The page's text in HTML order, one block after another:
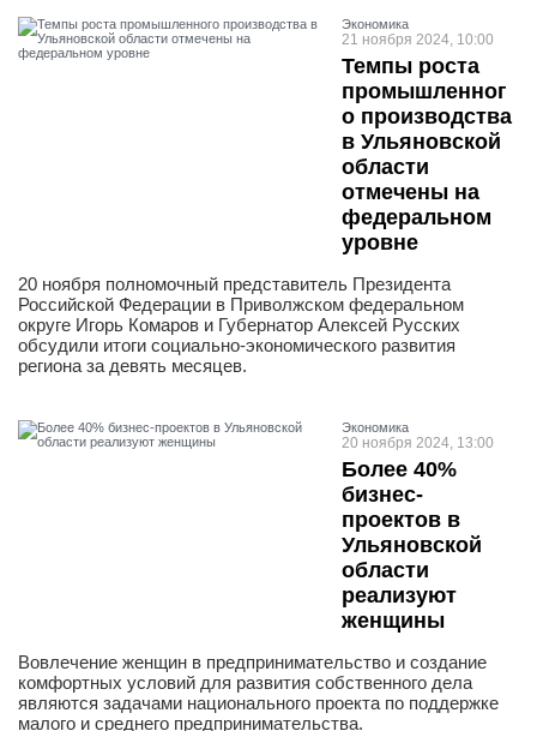
Экономика
21 ноября 2024, 10:00
Темпы роста
промышленног
о производства
в Ульяновской
области
отмечены на
федеральном
уровне
20 ноября полномочный представитель Президента
Российской Федерации в Приволжском федеральном
округе Игорь Комаров и Губернатор Алексей Русских
обсудили итоги социально-экономического развития
региона за девять месяцев.
Экономика
20 ноября 2024, 13:00
Более 40%
бизнес-
проектов в
Ульяновской
области
реализуют
женщины
Вовлечение женщин в предпринимательство и создание
комфортных условий для развития собственного дела
являются задачами национального проекта по поддержке
малого и среднего предпринимательства.